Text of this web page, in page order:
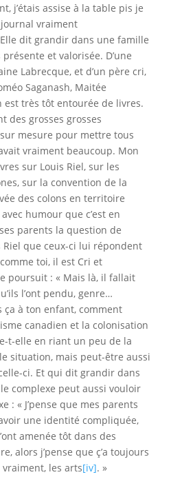
j’étais assise à la table pis je
vraiment
dit grandir dans une famille
et valorisée. D’une
Labrecque, et d’un père cri,
Saganash, Maitée
est très tôt entourée de livres.
des grosses grosses
mesure pour mettre tous
vraiment beaucoup. Mon
sur Louis Riel, sur les
sur la convention de la
des colons en territoire
humour que c’est en
parents la question de
que ceux-ci lui répondent
toi, il est Cri et
poursuit : « Mais là, il fallait
l’ont pendu, genre…
ça à ton enfant, comment
canadien et la colonisation
t-elle en riant un peu de la
situation, mais peut-être aussi
ci. Et qui dit grandir dans
complexe peut aussi vouloir
: « J’pense que mes parents
une identité compliquée,
amenée tôt dans des
alors j’pense que ç’a toujours
les arts[iv]. »